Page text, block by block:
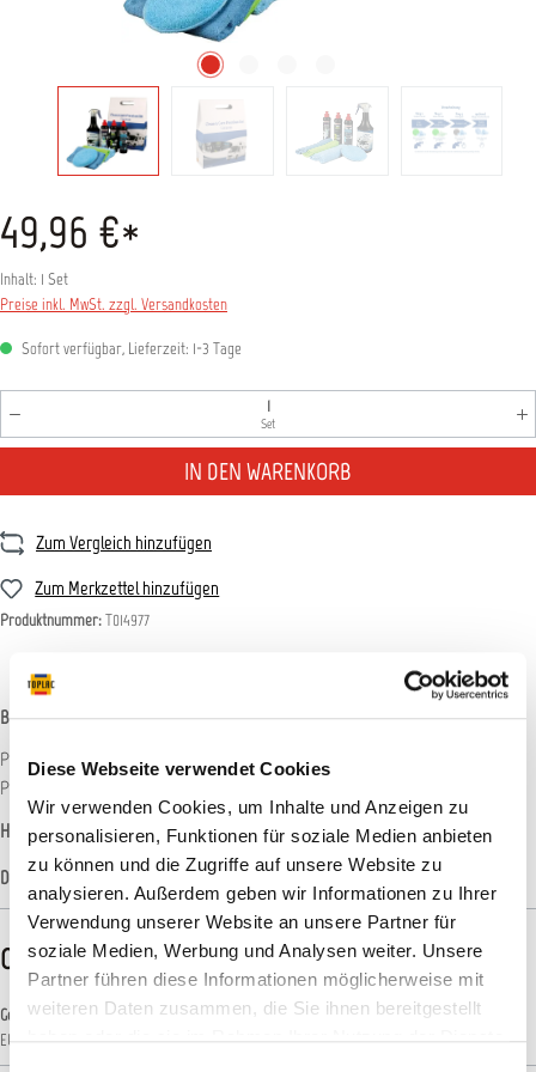
Diese Webseite verwendet Cookies
Wir verwenden Cookies, um Inhalte und Anzeigen zu
personalisieren, Funktionen für soziale Medien anbieten
zu können und die Zugriffe auf unsere Website zu
analysieren. Außerdem geben wir Informationen zu Ihrer
Verwendung unserer Website an unsere Partner für
soziale Medien, Werbung und Analysen weiter. Unsere
Partner führen diese Informationen möglicherweise mit
weiteren Daten zusammen, die Sie ihnen bereitgestellt
49,96 €*
Inhalt: 1 Set
Preise inkl. MwSt. zzgl. Versandkosten
Sofort verfügbar, Lieferzeit: 1-3 Tage
Produkt Anzahl: Gib den gewünschten Wert ein oder
Set
IN DEN WARENKORB
Zum Vergleich hinzufügen
Zum Merkzettel hinzufügen
Produktnummer:T014977
Beschreibung
Professionelle Caravanpflege leicht gemacht! In unserem Clean &amp; Care
Premium Set speziell für den Bereich Caravan sind a…
Hersteller-Informationen
Datenblätter
CLP-/REACH-Hinweise
Gefahrenhinweise
EUH066: Wiederholter Kontakt kann zu spröder oder rissiger Haut führen.